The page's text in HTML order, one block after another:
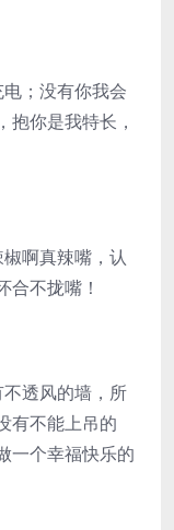
；没有你我会
你是我特长，
啊真辣嘴，认
合不拢嘴！
透风的墙，所
有不能上吊的
一个幸福快乐的